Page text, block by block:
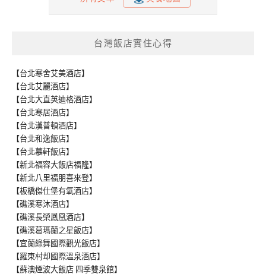
台灣飯店實住心得
【台北寒舍艾美酒店】
【台北艾麗酒店】
【台北大直英迪格酒店】
【台北寒居酒店】
【台北漢普頓酒店】
【台北和逸飯店】
【台北慕軒飯店】
【新北福容大飯店福隆】
【新北八里福朋喜來登】
【板橋傑仕堡有氧酒店】
【礁溪寒沐酒店】
【礁溪長榮鳳凰酒店】
【礁溪葛瑪蘭之星飯店】
【宜蘭綠舞國際觀光飯店】
【羅東村却國際溫泉酒店】
【蘇澳煙波大飯店 四季雙泉館】